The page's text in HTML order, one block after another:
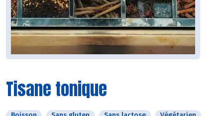
Tisane tonique